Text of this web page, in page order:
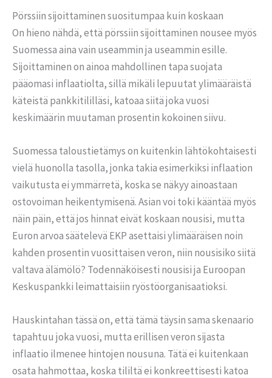
Pörssiin sijoittaminen suositumpaa kuin koskaan
On hieno nähdä, että pörssiin sijoittaminen nousee myös
Suomessa aina vain useammin ja useammin esille.
Sijoittaminen on ainoa mahdollinen tapa suojata
pääomasi inflaatiolta, sillä mikäli lepuutat ylimääräistä
käteistä pankkitililläsi, katoaa siitä joka vuosi
keskimäärin muutaman prosentin kokoinen siivu.
Suomessa taloustietämys on kuitenkin lähtökohtaisesti
vielä huonolla tasolla, jonka takia esimerkiksi inflaation
vaikutusta ei ymmärretä, koska se näkyy ainoastaan
ostovoiman heikentymisenä. Asian voi toki kääntää myös
näin päin, että jos hinnat eivät koskaan nousisi, mutta
Euron arvoa säätelevä EKP asettaisi ylimääräisen noin
kahden prosentin vuosittaisen veron, niin nousisiko siitä
valtava älämölö? Todennäköisesti nousisi ja Euroopan
Keskuspankki leimattaisiin ryöstöorganisaatioksi.
Hauskintahan tässä on, että tämä täysin sama skenaario
tapahtuu joka vuosi, mutta erillisen veron sijasta
inflaatio ilmenee hintojen nousuna. Tätä ei kuitenkaan
osata hahmottaa, koska tililtä ei konkreettisesti katoa